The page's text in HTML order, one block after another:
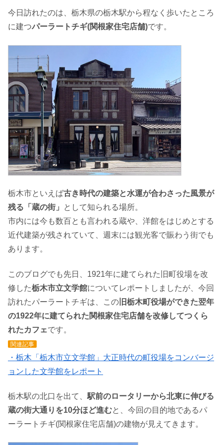
今日訪れたのは、栃木県の栃木駅から程なく歩いたところ
に建つパーラートチギ(関根家住宅店舗)です。
栃木市といえば古き時代の建築と水運が合わさった風景が
残る「蔵の街」
として知られる場所。
市内には今も数百とも言われる蔵や、洋館をはじめとする
近代建築が残されていて、週末には観光客で賑わう街でも
あります。
このブログでも先日、1921年に建てられた旧町役場を改
修した栃木市立文学館についてレポートしましたが、今回
訪れたパーラートチギは、この 旧栃木町役場ができた翌年
の1922年に建てられた関根家住宅店舗を改修してつくら
れたカフェです。
関連記事
・栃木「栃木市立文学館」大正時代の町役場をコンバージ
ョンした文学館をレポート
栃木駅の北口を出て、 駅前のロータリーから北東に伸びる
蔵の街大通りを10分ほど進むと、今回の目的地であるパ
ーラートチギ(関根家住宅店舗)の建物が見えてきます。